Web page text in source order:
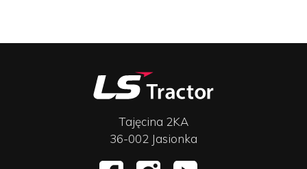
Tajęcina 2KA
36-002 Jasionka